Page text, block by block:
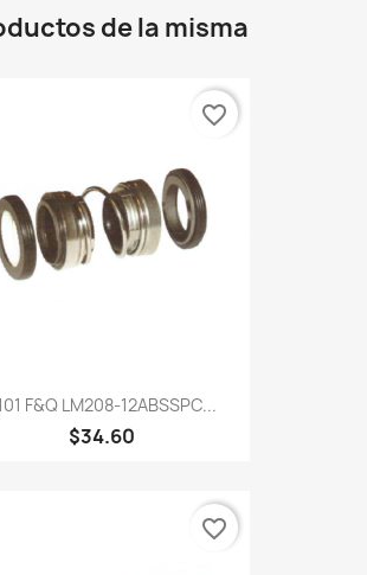
de la misma
F&Q LM208-12ABSSPC...
$34.60
favorite_border
favorite_border